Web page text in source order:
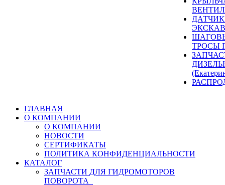
ТРОСЫ
ГЛАВНАЯ
О КОМПАНИИ
О КОМПАНИИ
НОВОСТИ
СЕРТИФИКАТЫ
ПОЛИТИКА КОНФИДЕНЦИАЛЬНОСТИ
КАТАЛОГ
ЗАПЧАСТИ ДЛЯ ГИДРОМОТОРОВ
ПОВОРОТА